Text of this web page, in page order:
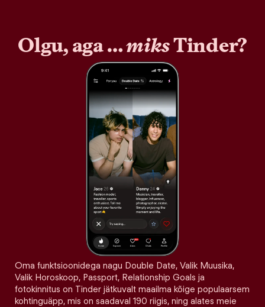
Olgu, aga …miksTinder?
Oma funktsioonidega nagu Double Date, Valik Muusika,
Valik Horoskoop, Passport, Relationship Goals ja
fotokinnitus on Tinder jätkuvalt maailma kõige populaarsem
kohtinguäpp, mis on saadaval 190 riigis, ning alates meie